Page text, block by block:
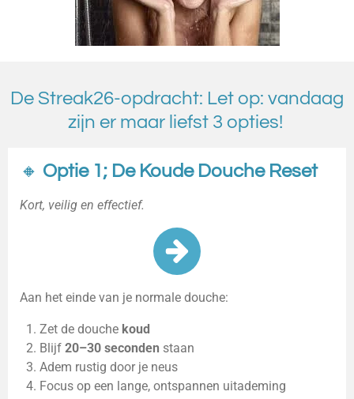
De Streak26-opdracht: Let op: vandaag
zijn er maar liefst 3 opties!
🔸 Optie 1; De Koude Douche Reset
Kort, veilig en effectief.
Aan het einde van je normale douche:
Zet de douche koud
Blijf 20–30 seconden staan
Adem rustig door je neus
Focus op een lange, ontspannen uitademing